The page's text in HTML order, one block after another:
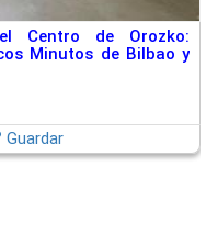
Centro de Orozko:
Minutos de Bilbao y
Guardar